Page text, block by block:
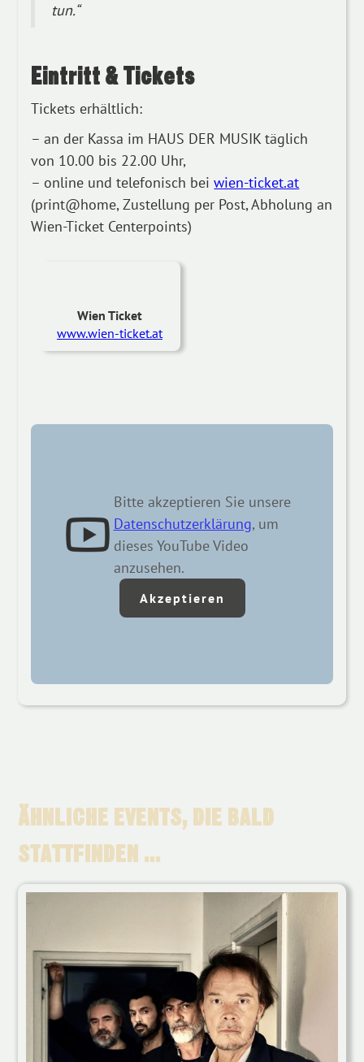
tun.“
Eintritt & Tickets
Tickets erhältlich:
– an der Kassa im HAUS DER MUSIK täglich
von 10.00 bis 22.00 Uhr,
– online und telefonisch beiwien-ticket.at
(print@home, Zustellung per Post, Abholung an
Wien-Ticket Centerpoints)
Wien Ticket
www.wien-ticket.at
Bitte akzeptieren Sie unsere
Datenschutzerklärung, um
dieses YouTube Video
anzusehen.
Akzeptieren
ÄHNLICHE EVENTS, DIE BALD
STATTFINDEN ...